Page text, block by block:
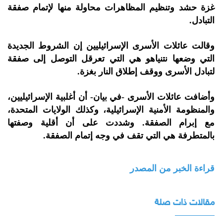
غزة حشد وتنظيم المظاهرات محاولة منها لإتمام صفقة
التبادل.
وقالت عائلات الأسرى الإسرائيليين إن الشروط الجديدة
التي وضعها نتنياهو هي التي تعرقل التوصل إلى صفقة
لتبادل الأسرى ووقف إطلاق النار بغزة.
وأضافت عائلات الأسرى -في بيان- أن أغلبية الإسرائيليين،
والمنظومة الأمنية الإسرائيلية، وكذلك الولايات المتحدة،
مع إبرام الصفقة. وشددت على أن أقلية وصفتها
بالمتطرفة هي التي تقف في وجه إتمام الصفقة.
قراءة الخبر من المصدر
مقالات ذات صلة